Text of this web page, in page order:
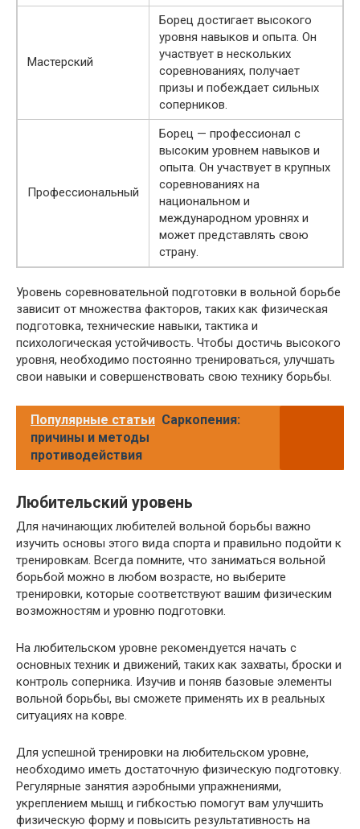
Мастерский
Борец достигает высокого
уровня навыков и опыта. Он
участвует в нескольких
соревнованиях, получает
призы и побеждает сильных
соперников.
Профессиональный
Борец — профессионал с
высоким уровнем навыков и
опыта. Он участвует в крупных
соревнованиях на
национальном и
международном уровнях и
может представлять свою
страну.
Уровень соревновательной подготовки в вольной борьбе
зависит от множества факторов, таких как физическая
подготовка, технические навыки, тактика и
психологическая устойчивость. Чтобы достичь высокого
уровня, необходимо постоянно тренироваться, улучшать
свои навыки и совершенствовать свою технику борьбы.
Популярные статьи Саркопения:
причины и методы
противодействия
Любительский уровень
Для начинающих любителей вольной борьбы важно
изучить основы этого вида спорта и правильно подойти к
тренировкам. Всегда помните, что заниматься вольной
борьбой можно в любом возрасте, но выберите
тренировки, которые соответствуют вашим физическим
возможностям и уровню подготовки.
На любительском уровне рекомендуется начать с
основных техник и движений, таких как захваты, броски и
контроль соперника. Изучив и поняв базовые элементы
вольной борьбы, вы сможете применять их в реальных
ситуациях на ковре.
Для успешной тренировки на любительском уровне,
необходимо иметь достаточную физическую подготовку.
Регулярные занятия аэробными упражнениями,
укреплением мышц и гибкостью помогут вам улучшить
физическую форму и повысить результативность на